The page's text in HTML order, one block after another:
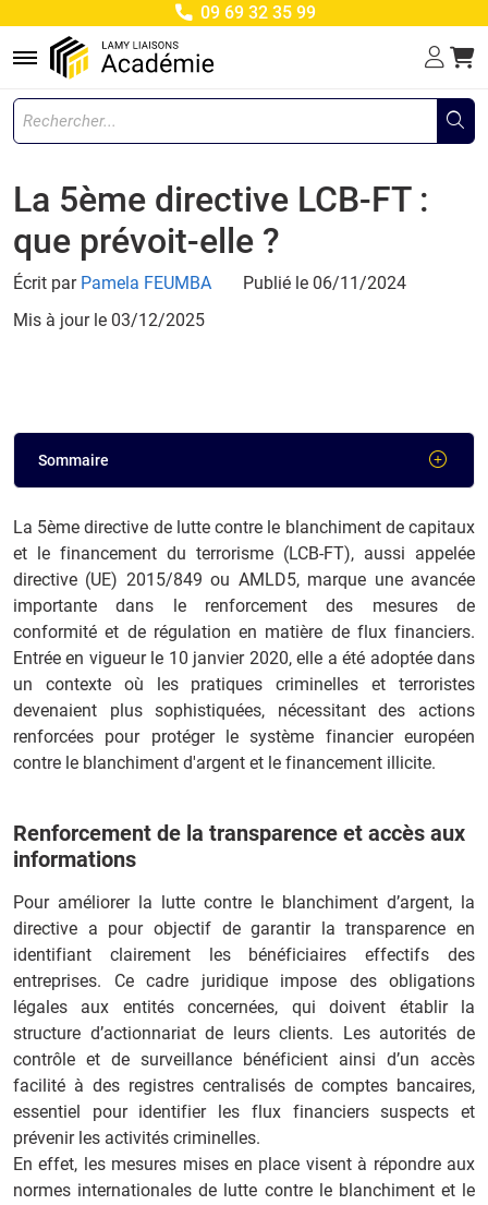
09 69 32 35 99
Menu
La 5ème directive LCB-FT :
que prévoit-elle ?
Écrit par Pamela FEUMBA
Publié le 06/11/2024
Mis à jour le 03/12/2025
Sommaire
La 5ème directive de lutte contre le blanchiment de capitaux
et le financement du terrorisme (LCB-FT), aussi appelée
directive (UE) 2015/849 ou AMLD5, marque une avancée
importante dans le renforcement des mesures de
conformité et de régulation en matière de flux financiers.
Entrée en vigueur le 10 janvier 2020, elle a été adoptée dans
un contexte où les pratiques criminelles et terroristes
devenaient plus sophistiquées, nécessitant des actions
renforcées pour protéger le système financier européen
contre le blanchiment d'argent et le financement illicite.
Renforcement de la transparence et accès aux
informations
Pour améliorer la lutte contre le blanchiment d’argent, la
directive a pour objectif de garantir la transparence en
identifiant clairement les bénéficiaires effectifs des
entreprises. Ce cadre juridique impose des obligations
légales aux entités concernées, qui doivent établir la
structure d’actionnariat de leurs clients. Les autorités de
contrôle et de surveillance bénéficient ainsi d’un accès
facilité à des registres centralisés de comptes bancaires,
essentiel pour identifier les flux financiers suspects et
prévenir les activités criminelles.
En effet, les mesures mises en place visent à répondre aux
normes internationales de lutte contre le blanchiment et le